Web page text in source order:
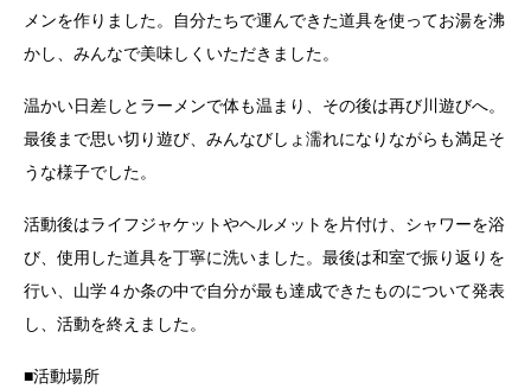
メンを作りました。自分たちで運んできた道具を使ってお湯を沸
かし、みんなで美味しくいただきました。
温かい日差しとラーメンで体も温まり、その後は再び川遊びへ。
最後まで思い切り遊び、みんなびしょ濡れになりながらも満足そ
うな様子でした。
活動後はライフジャケットやヘルメットを片付け、シャワーを浴
び、使用した道具を丁寧に洗いました。最後は和室で振り返りを
行い、山学４か条の中で自分が最も達成できたものについて発表
し、活動を終えました。
■活動場所